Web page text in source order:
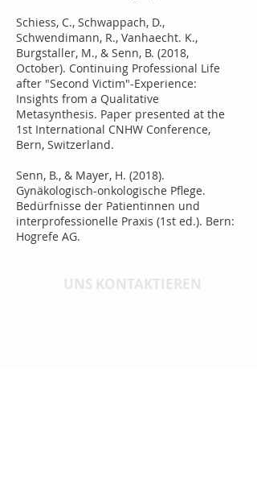
Schiess, C., Schwappach, D.,
Schwendimann, R., Vanhaecht. K.,
Burgstaller, M., & Senn, B. (2018,
October). Continuing Professional Life
after "Second Victim"-Experience:
Insights from a Qualitative
Metasynthesis. Paper presented at the
1st International CNHW Conference,
Bern, Switzerland.
Senn, B., & Mayer, H. (2018).
Gynäkologisch-onkologische Pflege.
Bedürfnisse der Patientinnen und
interprofessionelle Praxis (1st ed.). Bern:
Hogrefe AG.
UNS KONTAKTIEREN